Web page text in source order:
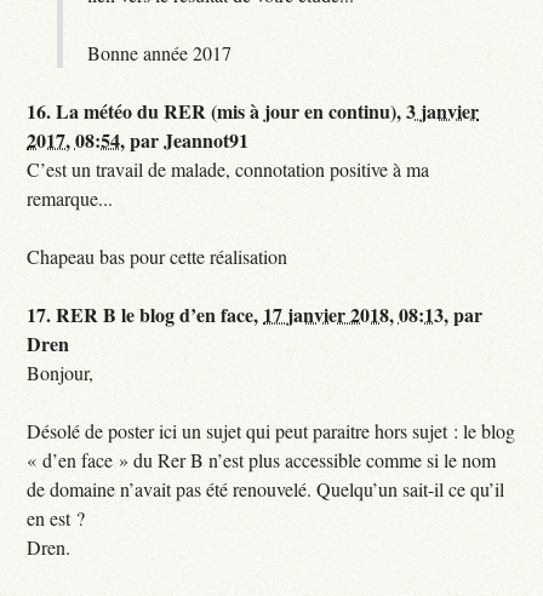
Bonne année 2017
16.La météo du RER (mis à jour en continu),3 janvier
2017, 08:54,parJeannot91
C’est un travail de malade, connotation positive à ma
remarque...
Chapeau bas pour cette réalisation
17.RER B le blog d’en face, 17 janvier 2018, 08:13,par
Dren
Bonjour,
Désolé de poster ici un sujet qui peut paraitre hors sujet : le blog
« d’en face » du Rer B n’est plus accessible comme si le nom
de domaine n’avait pas été renouvelé. Quelqu’un sait-il ce qu’il
en est ?
Dren.